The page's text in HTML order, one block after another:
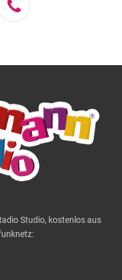
Telefon
Studio, kostenlos aus